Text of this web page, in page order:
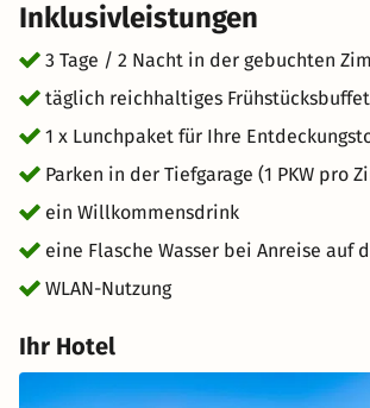
Inklusivleistungen
3 Tage / 2 Nacht in der gebuchten
täglich reichhaltiges Frühstücksbuffet
1 x Lunchpaket für Ihre
Parken in der Tiefgarage (1 PKW pro
ein Willkommensdrink
eine Flasche Wasser bei Anreise auf
WLAN-Nutzung
Ihr Hotel